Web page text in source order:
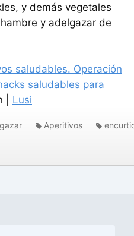
y demás vegetales
y adelgazar de
saludables. Operación
saludables para
| Lusi
Aperitivos